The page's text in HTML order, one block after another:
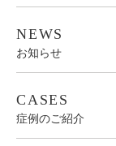
NEWS
お知らせ
CASES
症例のご紹介